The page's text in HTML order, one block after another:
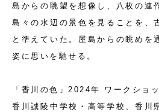
島からの眺望を想像し、八枚の連
島々の水辺の景色を見ることを、
と準えていた。屋島からの眺めを
姿に思いを馳せる。
「香川の色」2024年 ワークショ
香川誠陵中学校・高等学校、香川